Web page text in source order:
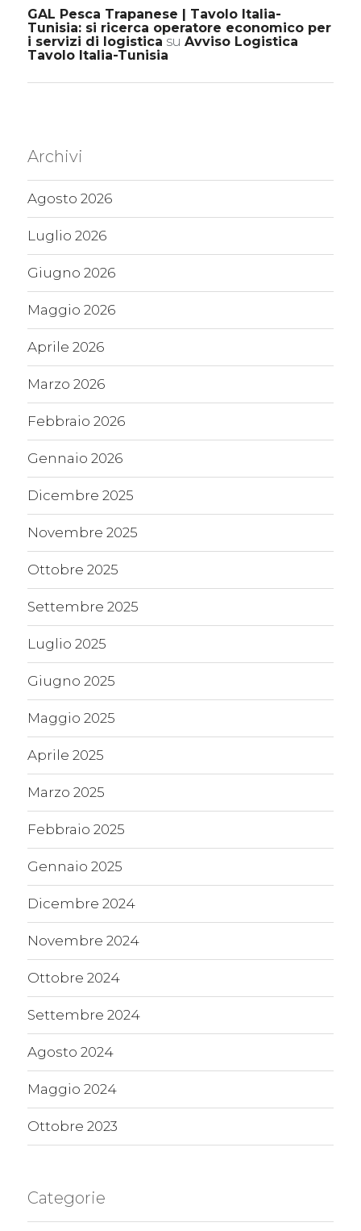
GAL Pesca Trapanese | Tavolo Italia-
Tunisia: si ricerca operatore economico per
i servizi di logistica su Avviso Logistica
Tavolo Italia-Tunisia
Archivi
Agosto 2026
Luglio 2026
Giugno 2026
Maggio 2026
Aprile 2026
Marzo 2026
Febbraio 2026
Gennaio 2026
Dicembre 2025
Novembre 2025
Ottobre 2025
Settembre 2025
Luglio 2025
Giugno 2025
Maggio 2025
Aprile 2025
Marzo 2025
Febbraio 2025
Gennaio 2025
Dicembre 2024
Novembre 2024
Ottobre 2024
Settembre 2024
Agosto 2024
Maggio 2024
Ottobre 2023
Categorie